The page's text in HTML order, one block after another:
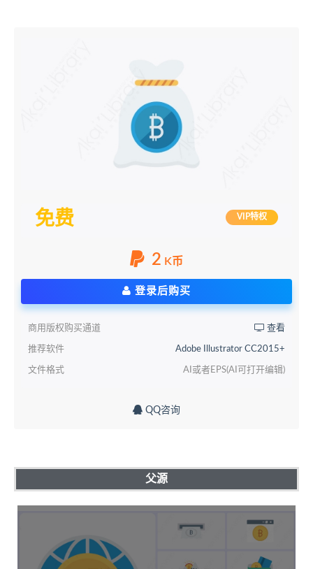
免费 VIP特权
2 K币
登录后购买
商用版权购买通道 查看
推荐软件 Adobe Illustrator CC2015+
文件格式 AI或者EPS(AI可打开编辑)
QQ咨询
父源